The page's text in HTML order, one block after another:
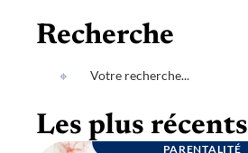
Recherche
Les plus récents
PARENTALITÉ